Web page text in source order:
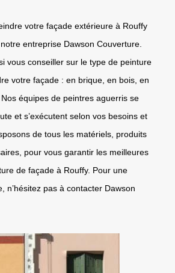
votre façade extérieure à Rouffy
entreprise Dawson Couverture.
vous conseiller sur le type de peinture
votre façade : en brique, en bois, en
équipes de peintres aguerris se
et s’exécutent selon vos besoins et
de tous les matériels, produits
pour vous garantir les meilleures
de façade à Rouffy. Pour une
n’hésitez pas à contacter Dawson